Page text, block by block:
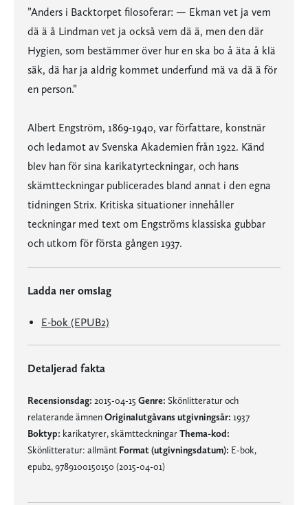
”Anders i Backtorpet filosoferar: — Ekman vet ja vem
dä ä å Lindman vet ja också vem dä ä, men den där
Hygien, som bestämmer över hur en ska bo å äta å klä
säk, dä har ja aldrig kommet underfund mä va dä ä för
en person.”
Albert Engström, 1869-1940, var författare, konstnär
och ledamot av Svenska Akademien från 1922. Känd
blev han för sina karikatyrteckningar, och hans
skämtteckningar publicerades bland annat i den egna
tidningen Strix. Kritiska situationer innehåller
teckningar med text om Engströms klassiska gubbar
och utkom för första gången 1937.
Ladda ner omslag
E-bok (EPUB2)
Detaljerad fakta
Recensionsdag: 2015-04-15 Genre: Skönlitteratur och
relaterande ämnenOriginalutgåvans utgivningsår: 1937
Boktyp: karikatyrer, skämtteckningarThema-kod:
Skönlitteratur: allmänt Format (utgivningsdatum): E-bok,
epub2, 9789100150150 (2015-04-01)